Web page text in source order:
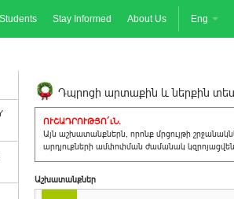
Stay Informed About Us Eng
Դպրոցի արտաքին և ներքին
ՈՒՇԱԴՐՈՒԹՅՈ´ւՆ.
Այն աշխատանքներն, որոնք մրցույթի
արդյուքների ամփոփման ժամանակ
Աշխատանքներ